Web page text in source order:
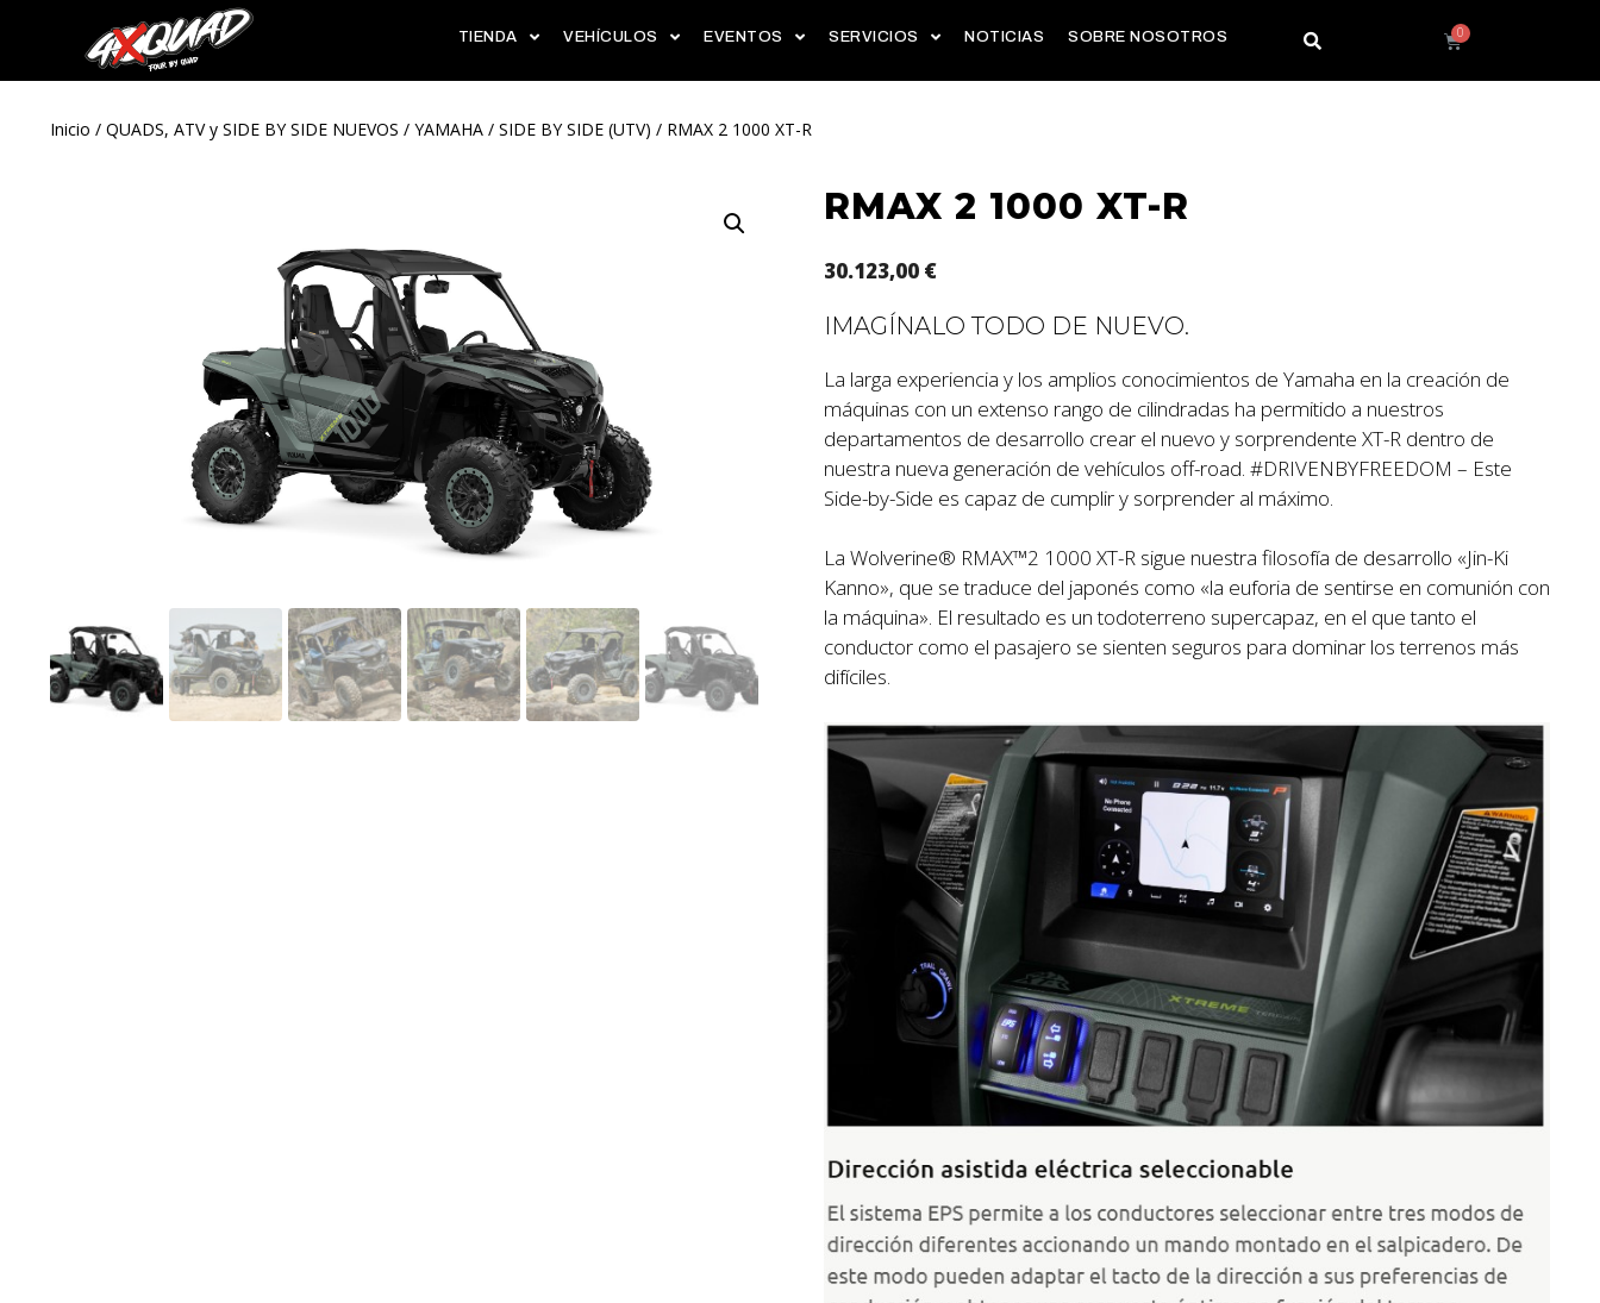
TIENDA VEHÍCULOS EVENTOS SERVICIOS NOTICIAS SOBRE NOSOTROS
Inicio / QUADS, ATV y SIDE BY SIDE NUEVOS / YAMAHA / SIDE BY SIDE (UTV) / RMAX 2 1000 XT-R
RMAX 2 1000 XT-R
30.123,00 €
IMAGÍNALO TODO DE NUEVO.
La larga experiencia y los amplios conocimientos de Yamaha en la creación de
máquinas con un extenso rango de cilindradas ha permitido a nuestros
departamentos de desarrollo crear el nuevo y sorprendente XT-R dentro de
nuestra nueva generación de vehículos off-road. #DRIVENBYFREEDOM – Este
Side-by-Side es capaz de cumplir y sorprender al máximo.
La Wolverine® RMAX™2 1000 XT-R sigue nuestra filosofía de desarrollo «Jin-Ki
Kanno», que se traduce del japonés como «la euforia de sentirse en comunión con
la máquina». El resultado es un todoterreno supercapaz, en el que tanto el
conductor como el pasajero se sienten seguros para dominar los terrenos más
difíciles.